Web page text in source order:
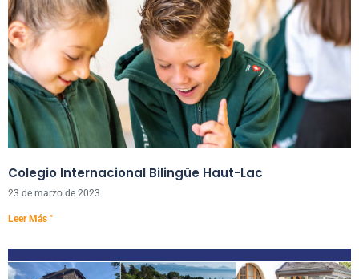
Colegio Internacional Bilingüe Haut-Lac
23 de marzo de 2023
Leer Más "